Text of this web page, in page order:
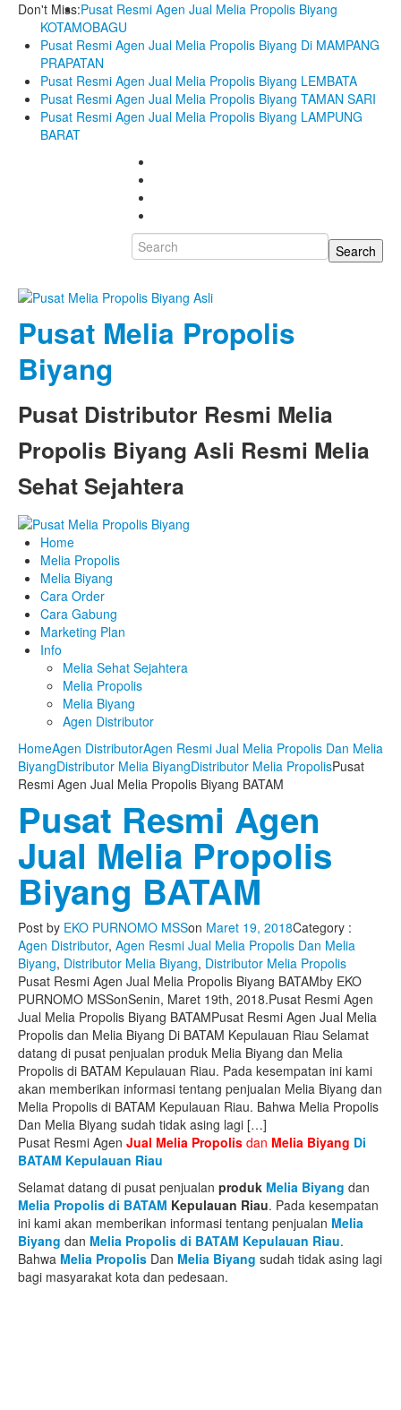
Don't Miss:Pusat Resmi Agen Jual Melia Propolis Biyang
KOTAMOBAGU
Pusat Resmi Agen Jual Melia Propolis Biyang Di MAMPANG
PRAPATAN
Pusat Resmi Agen Jual Melia Propolis Biyang LEMBATA
Pusat Resmi Agen Jual Melia Propolis Biyang TAMAN SARI
Pusat Resmi Agen Jual Melia Propolis Biyang LAMPUNG
BARAT
Pusat Melia Propolis
Biyang
Pusat Distributor Resmi Melia
Propolis Biyang Asli Resmi Melia
Sehat Sejahtera
Home
Melia Propolis
Melia Biyang
Cara Order
Cara Gabung
Marketing Plan
Info
Melia Sehat Sejahtera
Melia Propolis
Melia Biyang
Agen Distributor
HomeAgen DistributorAgen Resmi Jual Melia Propolis Dan Melia
BiyangDistributor Melia BiyangDistributor Melia PropolisPusat
Resmi Agen Jual Melia Propolis Biyang BATAM
Pusat Resmi Agen
Jual Melia Propolis
Biyang BATAM
Post by EKO PURNOMO MSSon Maret 19, 2018Category :
Agen Distributor, Agen Resmi Jual Melia Propolis Dan Melia
Biyang, Distributor Melia Biyang, Distributor Melia Propolis
Pusat Resmi Agen Jual Melia Propolis Biyang BATAMby EKO
PURNOMO MSSonSenin, Maret 19th, 2018.Pusat Resmi Agen
Jual Melia Propolis Biyang BATAMPusat Resmi Agen Jual Melia
Propolis dan Melia Biyang Di BATAM Kepulauan Riau Selamat
datang di pusat penjualan produk Melia Biyang dan Melia
Propolis di BATAM Kepulauan Riau. Pada kesempatan ini kami
akan memberikan informasi tentang penjualan Melia Biyang dan
Melia Propolis di BATAM Kepulauan Riau. Bahwa Melia Propolis
Dan Melia Biyang sudah tidak asing lagi […]
Pusat Resmi Agen Jual Melia Propolis dan Melia Biyang Di
BATAM Kepulauan Riau
Selamat datang di pusat penjualan produk Melia Biyang dan
Melia Propolis di BATAM Kepulauan Riau. Pada kesempatan
ini kami akan memberikan informasi tentang penjualan Melia
Biyang dan Melia Propolis di BATAM Kepulauan Riau.
Bahwa Melia Propolis Dan Melia Biyang sudah tidak asing lagi
bagi masyarakat kota dan pedesaan.